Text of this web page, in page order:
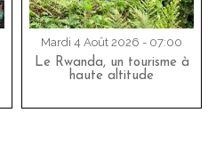
Mardi 4 Août 2026 - 07:00
Le Rwanda, un tourisme à
haute altitude